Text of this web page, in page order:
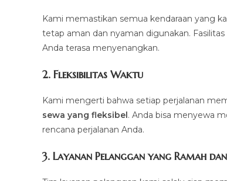
Kami memastikan semua kendaraan yang
tetap aman dan nyaman digunakan.
Anda terasa menyenangkan.
2. Fleksibilitas Waktu
Kami mengerti bahwa setiap perjalanan
sewa yang fleksibel. Anda bisa menyewa
rencana perjalanan Anda.
3. Layanan Pelanggan yang Ramah